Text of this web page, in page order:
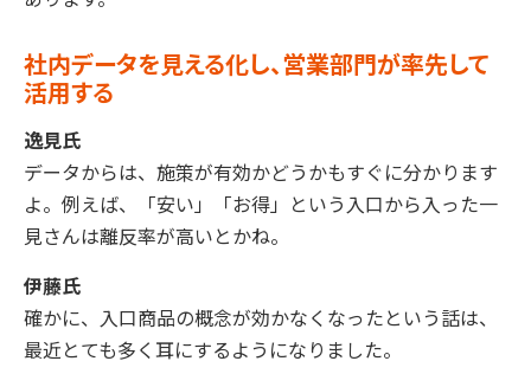
社内データを見える化し、営業部門が率先して
活用する
逸見氏
データからは、施策が有効かどうかもすぐに分かります
よ。例えば、「安い」「お得」という入口から入った一
見さんは離反率が高いとかね。
伊藤氏
確かに、入口商品の概念が効かなくなったという話は、
最近とても多く耳にするようになりました。